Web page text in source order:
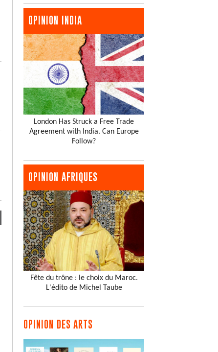
OPINION INDIA
London Has Struck a Free Trade
Agreement with India. Can Europe
Follow?
OPINION AFRIQUES
Fête du trône : le choix du Maroc.
L'édito de Michel Taube
OPINION DES ARTS